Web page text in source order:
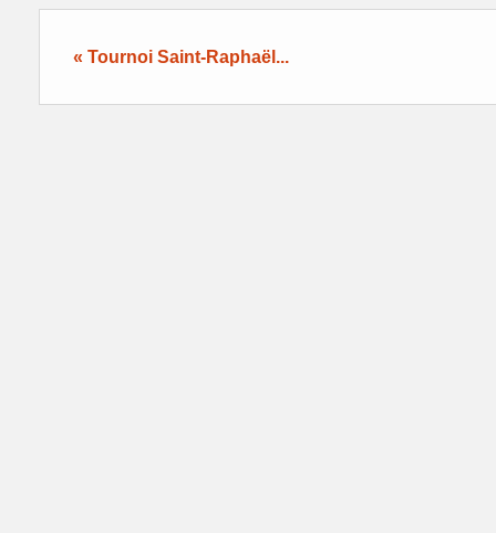
« Tournoi Saint-Raphaël...